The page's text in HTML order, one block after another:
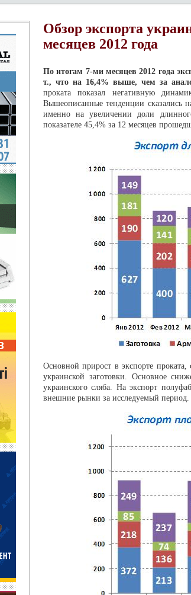
Обзор экспорта
месяцев 2012 года
По итогам 7-ми месяцев 2012 года
т., что на 16,4% выше, чем за
проката показал негативную
Вышеописанные тенденции сказались
именно на увеличении доли
показателе 45,4% за 12 месяцев
Основной прирост в экспорте
украинской заготовки. Основное
украинского сляба. На экспорт
внешние рынки за исследуемый период.